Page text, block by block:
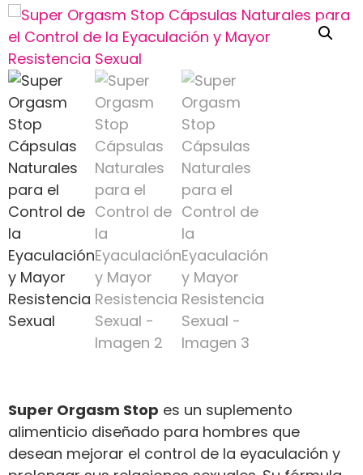
Super Orgasm Stop es un suplemento
alimenticio diseñado para hombres que
desean mejorar el control de la eyaculación y